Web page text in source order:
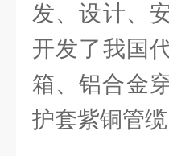
发、设计、
开发了我国
箱、铝合金
护套紫铜管